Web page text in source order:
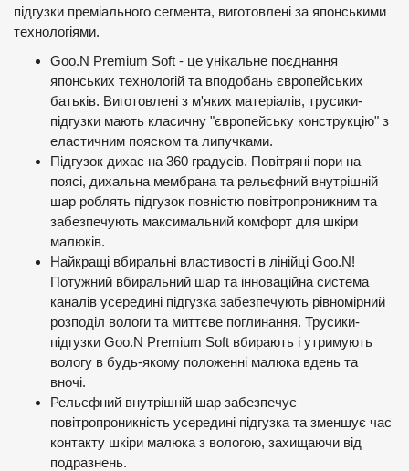
підгузки преміального сегмента, виготовлені за японськими
технологіями.
Goo.N Premium Soft - це унікальне поєднання
японських технологій та вподобань європейських
батьків. Виготовлені з м'яких матеріалів, трусики-
підгузки мають класичну "європейську конструкцію" з
еластичним пояском та липучками.
Підгузок дихає на 360 градусів. Повітряні пори на
поясі, дихальна мембрана та рельєфний внутрішній
шар роблять підгузок повністю повітропроникним та
забезпечують максимальний комфорт для шкіри
малюків.
Найкращі вбиральні властивості в лінійці Goo.N!
Потужний вбиральний шар та інноваційна система
каналів усередині підгузка забезпечують рівномірний
розподіл вологи та миттєве поглинання. Трусики-
підгузки Goo.N Premium Soft вбирають і утримують
вологу в будь-якому положенні малюка вдень та
вночі.
Рельєфний внутрішній шар забезпечує
повітропроникність усередині підгузка та зменшує час
контакту шкіри малюка з вологою, захищаючи від
подразнень.